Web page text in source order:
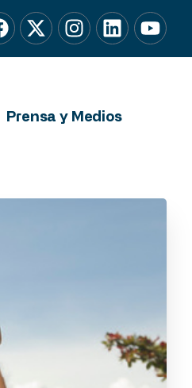
Prensa y Medios